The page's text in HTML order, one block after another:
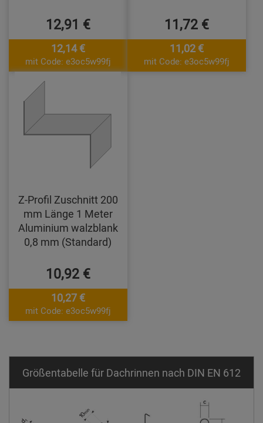
12,91 €
12,14 €
mit Code: e3oc5w99fj
11,72 €
11,02 €
mit Code: e3oc5w99fj
Z-Profil Zuschnitt 200
mm Länge 1 Meter
Aluminium walzblank
0,8 mm (Standard)
10,92 €
10,27 €
mit Code: e3oc5w99fj
Größentabelle für Dachrinnen nach DIN EN 612